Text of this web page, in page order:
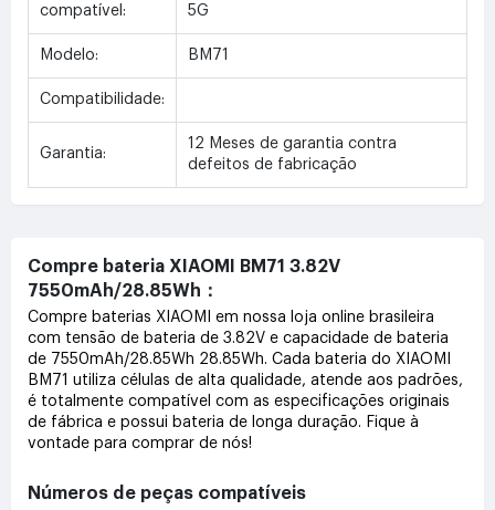
compatível:
5G
Modelo: BM71
Compatibilidade:
Garantia:
12 Meses de garantia contra
defeitos de fabricação
Compre bateria XIAOMI BM71 3.82V
7550mAh/28.85Wh：
Compre baterias XIAOMI em nossa loja online brasileira
com tensão de bateria de 3.82V e capacidade de bateria
de 7550mAh/28.85Wh 28.85Wh. Cada bateria do XIAOMI
BM71 utiliza células de alta qualidade, atende aos padrões,
é totalmente compatível com as especificações originais
de fábrica e possui bateria de longa duração. Fique à
vontade para comprar de nós!
Números de peças compatíveis